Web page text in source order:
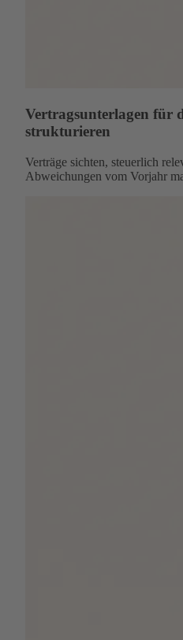
Vertragsunterlagen für
strukturieren
Verträge sichten, steuerlich
Abweichungen vom Vorjahr